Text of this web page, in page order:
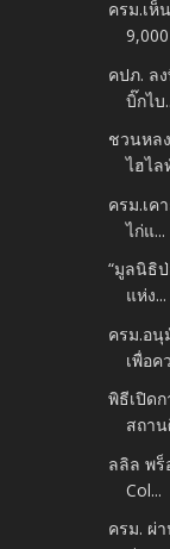
ครม.เห็
คปภ. ล
บิ๊กไบ
ชวนหล
ไฮไล
ครม.เค
ไก่แ...
“มูลนิธิ
แห่ง...
ครม.อนุ
เพื่อค
พิธีเปิด
สถาน
ลลิล พร็
Col...
ครม. ผ่